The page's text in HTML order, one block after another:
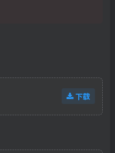
下载